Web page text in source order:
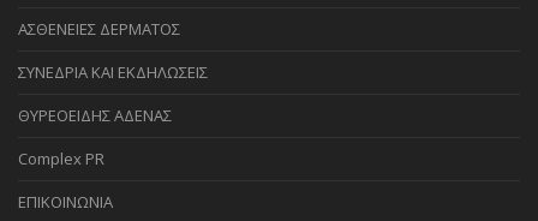
ΑΣΘΕΝΕΙΕΣ ΔΕΡΜΑΤΟΣ
ΣΥΝΕΔΡΙΑ ΚΑΙ ΕΚΔΗΛΩΣΕΙΣ
ΘΥΡΕΟΕΙΔΗΣ ΑΔΕΝΑΣ
Complex PR
ΕΠΙΚΟΙΝΩΝΙΑ